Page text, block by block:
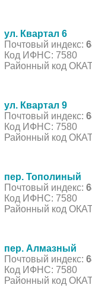
ул. Квартал 6
Почтовый индекс:
Код ИФНС: 7580
Районный код
ул. Квартал 9
Почтовый индекс:
Код ИФНС: 7580
Районный код
пер. Тополиный
Почтовый индекс:
Код ИФНС: 7580
Районный код
пер. Алмазный
Почтовый индекс:
Код ИФНС: 7580
Районный код